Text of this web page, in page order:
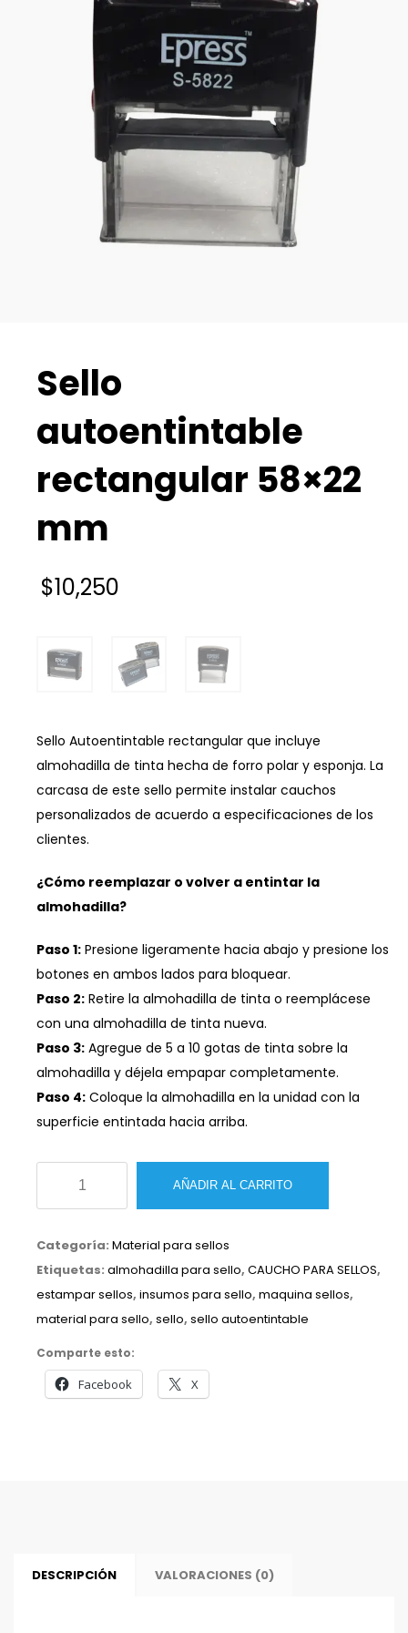
Sello
autoentintable
rectangular 58×22
mm
$10,250
Sello Autoentintable rectangular que incluye
almohadilla de tinta hecha de forro polar y esponja. La
carcasa de este sello permite instalar cauchos
personalizados de acuerdo a especificaciones de los
clientes.
¿Cómo reemplazar o volver a entintar la
almohadilla?
Paso 1: Presione ligeramente hacia abajo y presione los
botones en ambos lados para bloquear.
Paso 2: Retire la almohadilla de tinta o reemplácese
con una almohadilla de tinta nueva.
Paso 3: Agregue de 5 a 10 gotas de tinta sobre la
almohadilla y déjela empapar completamente.
Paso 4: Coloque la almohadilla en la unidad con la
superficie entintada hacia arriba.
58x22
mm
cantidad
AÑADIR AL CARRITO
Categoría: Material para sellos
Etiquetas: almohadilla para sello, CAUCHO PARA SELLOS,
estampar sellos, insumos para sello, maquina sellos,
material para sello, sello, sello autoentintable
Comparte esto:
Facebook X
DESCRIPCIÓN VALORACIONES (0)